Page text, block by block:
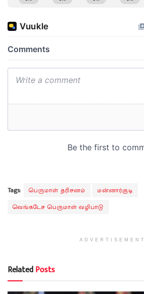
Tags: பெருமாள் தரிசனம்
மன்னார்குடி
வெங்கடேச பெருமாள் வழிபாடு
ADVERTISEMENT
RelatedPosts